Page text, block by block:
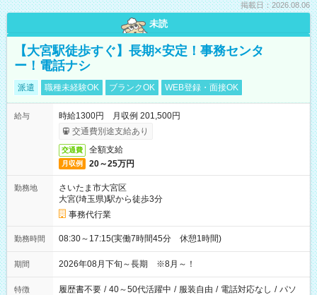
掲載日：2026.08.06
未読
【大宮駅徒歩すぐ】長期×安定！事務センタ
ー！電話ナシ
派遣 職種未経験OK ブランクOK WEB登録・面接OK
給与
時給1300円 月収例 201,500円
交通費別途支給あり
交通費 全額支給
月収例 20～25万円
勤務地
さいたま市大宮区
大宮(埼玉県)駅から徒歩3分
事務代行業
勤務時間 08:30～17:15(実働7時間45分 休憩1時間)
期間 2026年08月下旬～長期 ※8月～！
特徴 履歴書不要 / 40～50代活躍中 / 服装自由 / 電話対応なし / パソ